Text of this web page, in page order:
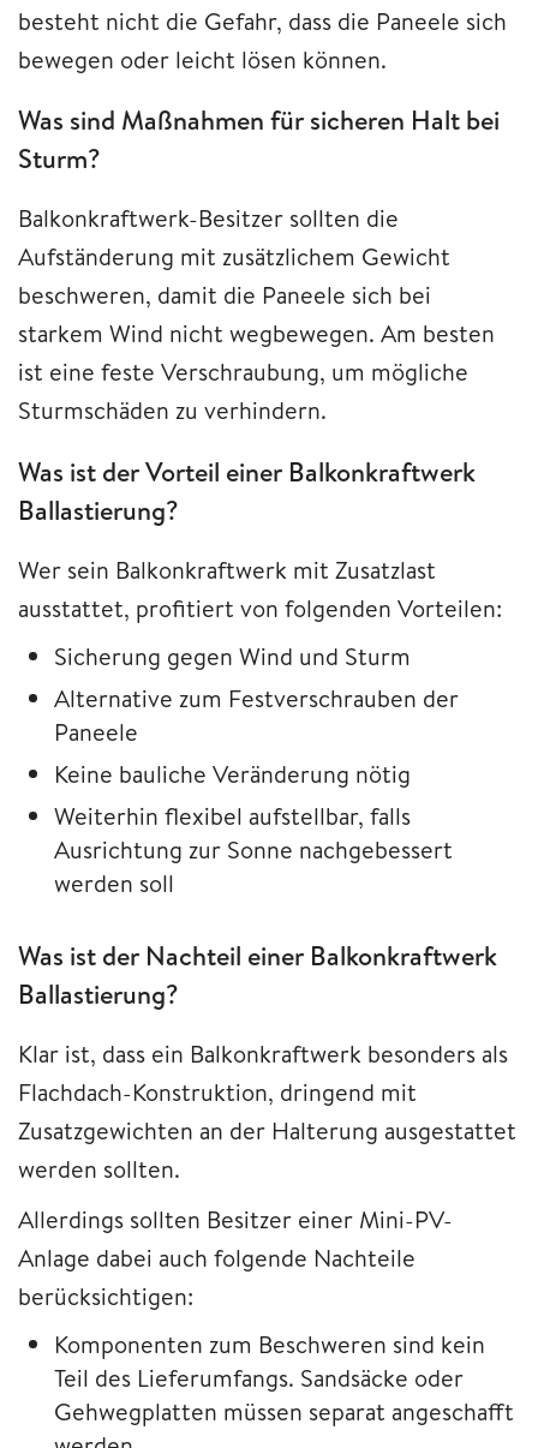
besteht nicht die Gefahr, dass die Paneele sich
bewegen oder leicht lösen können.
Was sind Maßnahmen für sicheren Halt bei
Sturm?
Balkonkraftwerk-Besitzer sollten die
Aufständerung mit zusätzlichem Gewicht
beschweren, damit die Paneele sich bei
starkem Wind nicht wegbewegen. Am besten
ist eine feste Verschraubung, um mögliche
Sturmschäden zu verhindern.
Was ist der Vorteil einer Balkonkraftwerk
Ballastierung?
Wer sein Balkonkraftwerk mit Zusatzlast
ausstattet, profitiert von folgenden Vorteilen:
Sicherung gegen Wind und Sturm
Alternative zum Festverschrauben der
Paneele
Keine bauliche Veränderung nötig
Weiterhin flexibel aufstellbar, falls
Ausrichtung zur Sonne nachgebessert
werden soll
Was ist der Nachteil einer Balkonkraftwerk
Ballastierung?
Klar ist, dass ein Balkonkraftwerk besonders als
Flachdach-Konstruktion, dringend mit
Zusatzgewichten an der Halterung ausgestattet
werden sollten.
Allerdings sollten Besitzer einer Mini-PV-
Anlage dabei auch folgende Nachteile
berücksichtigen:
Komponenten zum Beschweren sind kein
Teil des Lieferumfangs. Sandsäcke oder
Gehwegplatten müssen separat angeschafft